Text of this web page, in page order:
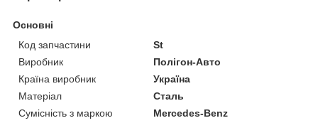
Основні
Код запчастини
St
Виробник
Полігон-Авто
Країна виробник
Україна
Матеріал
Сталь
Сумісність з маркою
Mercedes-Benz